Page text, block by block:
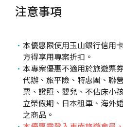
注意事項
本優惠限使用玉山銀行信用
方得享用專案折扣。
本專案優惠不適用於旅遊票
代辦、旅平險、特惠團、聯
票、證照、嬰兒、不佔床小
立榮假期、日本租車、海外
之商品。